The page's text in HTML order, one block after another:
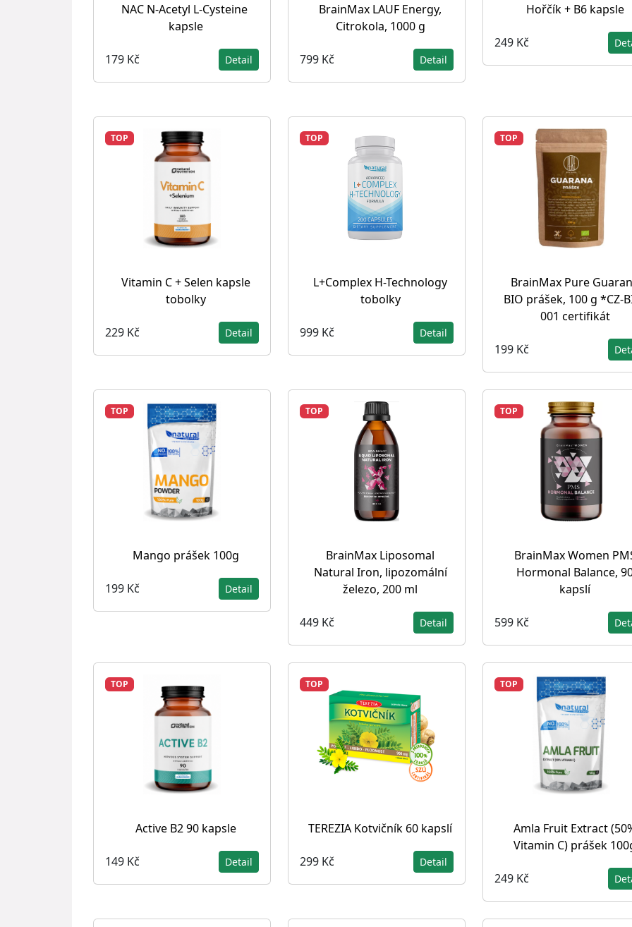
NAC N-Acetyl L-Cysteine ​​
kapsle
179 Kč Detail
BrainMax LAUF Energy,
Citrokola, 1000 g
799 Kč Detail
Hořčík + B6 kapsle
249 Kč
TOP
Vitamin C + Selen kapsle
tobolky
229 Kč Detail
TOP
L+Complex H-Technology
tobolky
999 Kč Detail
TOP
BrainMax Pure
BIO prášek, 100 g *CZ-
001 certifikát
199 Kč
TOP
Mango prášek 100g
199 Kč Detail
TOP
BrainMax Liposomal
Natural Iron, lipozomální
železo, 200 ml
449 Kč Detail
TOP
BrainMax Women
Hormonal Balance,
kapslí
599 Kč
TOP
Active B2 90 kapsle
149 Kč Detail
TOP
TEREZIA Kotvičník 60 kapslí
299 Kč Detail
TOP
Amla Fruit Extract
Vitamin C) prášek
249 Kč